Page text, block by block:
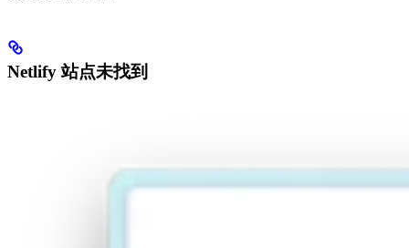
Netlify 站点未找到